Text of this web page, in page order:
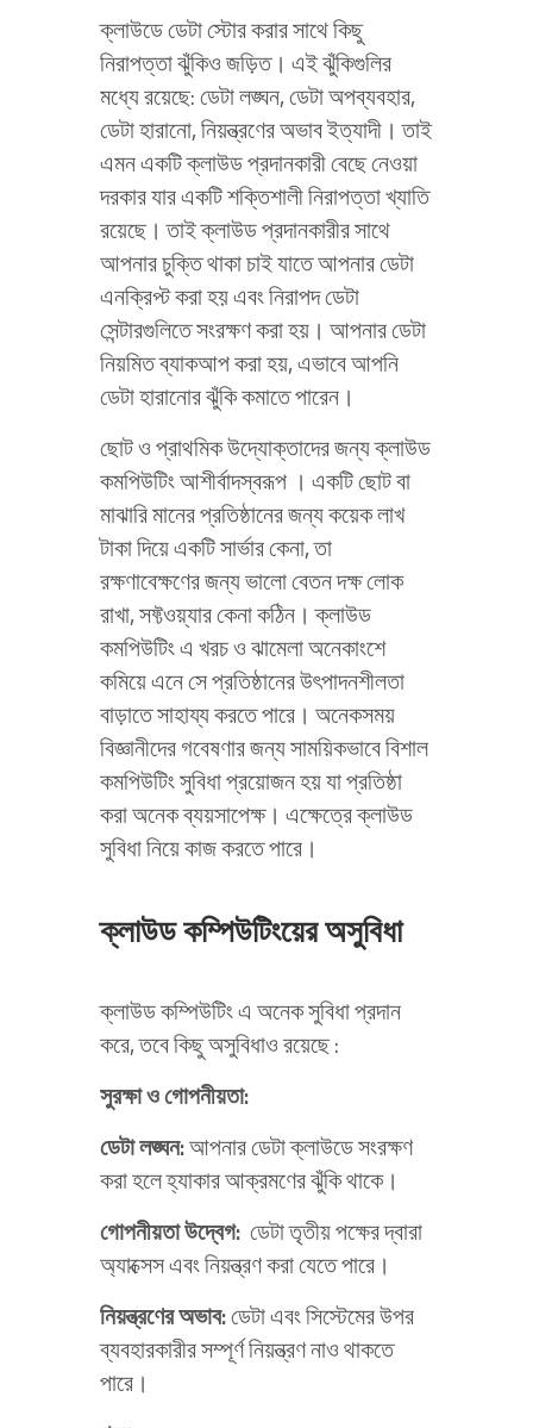
ক্লাউডে ডেটা স্টোর করার সাথে কিছু
নিরাপত্তা ঝুঁকিও জড়িত। এই ঝুঁকিগুলির
মধ্যে রয়েছে: ডেটা লঙ্ঘন, ডেটা অপব্যবহার,
ডেটা হারানো, নিয়ন্ত্রণের অভাব ইত্যাদী। তাই
এমন একটি ক্লাউড প্রদানকারী বেছে নেওয়া
দরকার যার একটি শক্তিশালী নিরাপত্তা খ্যাতি
রয়েছে। তাই ক্লাউড প্রদানকারীর সাথে
আপনার চুক্তি থাকা চাই যাতে আপনার ডেটা
এনক্রিপ্ট করা হয় এবং নিরাপদ ডেটা
সেন্টারগুলিতে সংরক্ষণ করা হয়। আপনার ডেটা
নিয়মিত ব্যাকআপ করা হয়, এভাবে আপনি
ডেটা হারানোর ঝুঁকি কমাতে পারেন।
ছোট ও প্রাথমিক উদ্যোক্তাদের জন্য ক্লাউড
কমপিউটিং আশীর্বাদস্বরূপ । একটি ছোট বা
মাঝারি মানের প্রতিষ্ঠানের জন্য কয়েক লাখ
টাকা দিয়ে একটি সার্ভার কেনা, তা
রক্ষণাবেক্ষণের জন্য ভালো বেতন দক্ষ লোক
রাখা, সফ্টওয়্যার কেনা কঠিন। ক্লাউড
কমপিউটিং এ খরচ ও ঝামেলা অনেকাংশে
কমিয়ে এনে সে প্রতিষ্ঠানের উৎপাদনশীলতা
বাড়াতে সাহায্য করতে পারে। অনেকসময়
বিজ্ঞানীদের গবেষণার জন্য সাময়িকভাবে বিশাল
কমপিউটিং সুবিধা প্রয়োজন হয় যা প্রতিষ্ঠা
করা অনেক ব্যয়সাপেক্ষ। এক্ষেত্রে ক্লাউড
সুবিধা নিয়ে কাজ করতে পারে।
ক্লাউড কম্পিউটিংয়ের অসুবিধা
ক্লাউড কম্পিউটিং এ অনেক সুবিধা প্রদান
করে, তবে কিছু অসুবিধাও রয়েছে :
সুরক্ষাওগোপনীয়তা:
ডেটালঙ্ঘন:আপনার ডেটা ক্লাউডে সংরক্ষণ
করা হলে হ্যাকার আক্রমণের ঝুঁকি থাকে।
গোপনীয়তাউদ্বেগ: ডেটা তৃতীয় পক্ষের দ্বারা
অ্যাক্সেস এবং নিয়ন্ত্রণ করা যেতে পারে।
নিয়ন্ত্রণেরঅভাব:ডেটা এবং সিস্টেমের উপর
ব্যবহারকারীর সম্পূর্ণ নিয়ন্ত্রণ নাও থাকতে
পারে।